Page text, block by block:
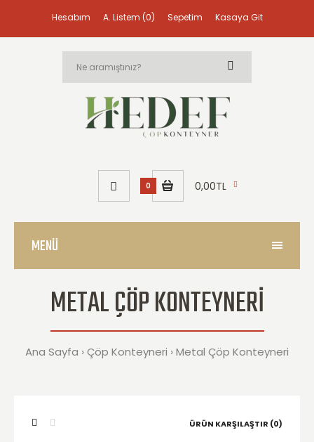
Hesabım A. Listem (0) Sepetim Kasaya Git
0 0,00TL
MENÜ
METAL ÇÖP KONTEYNERI
Ana Sayfa Çöp Konteyneri Metal Çöp Konteyneri
ÜRÜN KARŞILAŞTIR (0)